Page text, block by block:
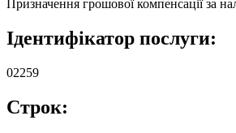
Призначення грошової компенсації за
Ідентифікатор послуги:
02259
Строк: